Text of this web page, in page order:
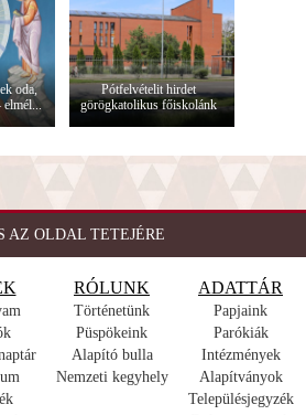
oda,
elmél...
Pótfelvételit hirdet
görögkatolikus főiskolánk
AZ OLDAL TETEJÉRE
RÓLUNK
Történetünk
Püspökeink
Alapító bulla
Nemzeti kegyhely
ADATTÁR
Papjaink
Parókiák
Intézmények
Alapítványok
Településjegyzék